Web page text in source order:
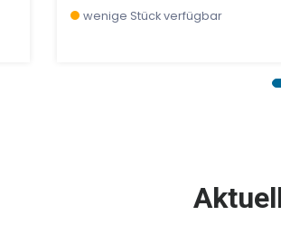
wenige Stück verfügbar